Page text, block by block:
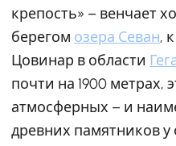
крепость» – венчает
берегом озера Севан,
Цовинар в области
почти на 1900 метрах,
атмосферных – и
древних памятников у